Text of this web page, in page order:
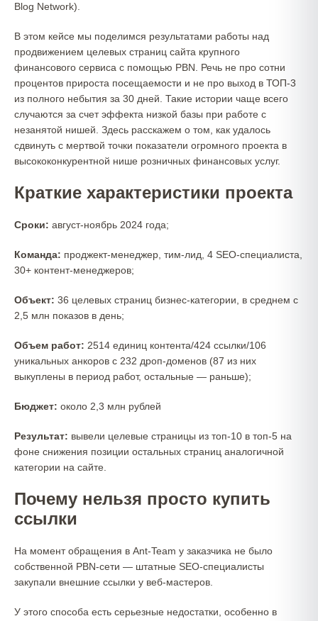
Blog Network).
В этом кейсе мы поделимся результатами работы над
продвижением целевых страниц сайта крупного
финансового сервиса с помощью PBN. Речь не про сотни
процентов прироста посещаемости и не про выход в ТОП-3
из полного небытия за 30 дней. Такие истории чаще всего
случаются за счет эффекта низкой базы при работе с
незанятой нишей. Здесь расскажем о том, как удалось
сдвинуть с мертвой точки показатели огромного проекта в
высококонкурентной нише розничных финансовых услуг.
Краткие характеристики проекта
Сроки: август-ноябрь 2024 года;
Команда: проджект-менеджер, тим-лид, 4 SEO-специалиста,
30+ контент-менеджеров;
Объект: 36 целевых страниц бизнес-категории, в среднем с
2,5 млн показов в день;
Объем работ: 2514 единиц контента/424 ссылки/106
уникальных анкоров c 232 дроп-доменов (87 из них
выкуплены в период работ, остальные — раньше);
Бюджет: около 2,3 млн рублей
Результат: вывели целевые страницы из топ-10 в топ-5 на
фоне снижения позиции остальных страниц аналогичной
категории на сайте.
Почему нельзя просто купить
ссылки
На момент обращения в Ant-Team у заказчика не было
собственной PBN-сети — штатные SEO-специалисты
закупали внешние ссылки у веб-мастеров.
У этого способа есть серьезные недостатки, особенно в